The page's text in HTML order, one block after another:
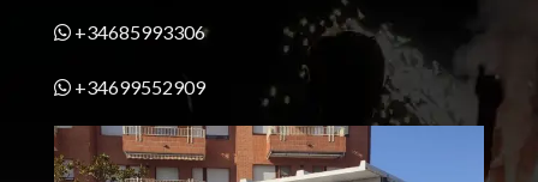
+34685993306
+34699552909